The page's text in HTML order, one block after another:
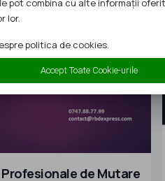
de Mutare
lor.
politica de cookies.
Accept Toate Cookie-urile